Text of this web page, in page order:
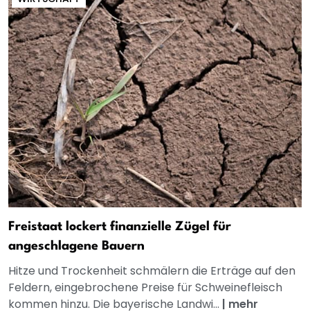
Freistaat lockert finanzielle Zügel für
angeschlagene Bauern
Hitze und Trockenheit schmälern die Erträge auf den
Feldern, eingebrochene Preise für Schweinefleisch
kommen hinzu. Die bayerische Landwi... | mehr